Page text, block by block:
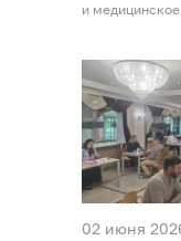
и
02 июня